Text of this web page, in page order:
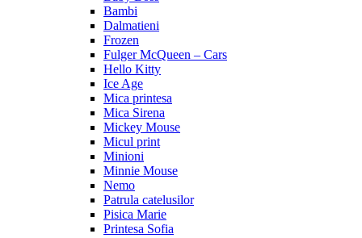
Bambi
Dalmatieni
Frozen
Fulger McQueen – Cars
Hello Kitty
Ice Age
Mica printesa
Mica Sirena
Mickey Mouse
Micul print
Minioni
Minnie Mouse
Nemo
Patrula catelusilor
Pisica Marie
Printesa Sofia